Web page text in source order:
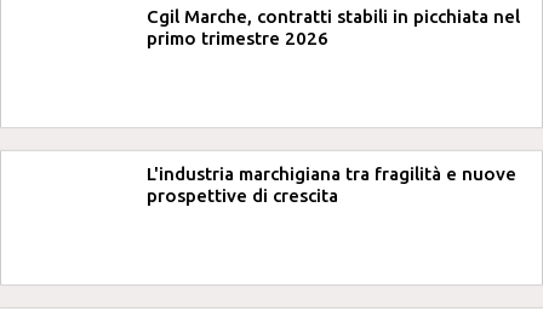
Cgil Marche, contratti stabili in picchiata nel
primo trimestre 2026
L'industria marchigiana tra fragilità e nuove
prospettive di crescita